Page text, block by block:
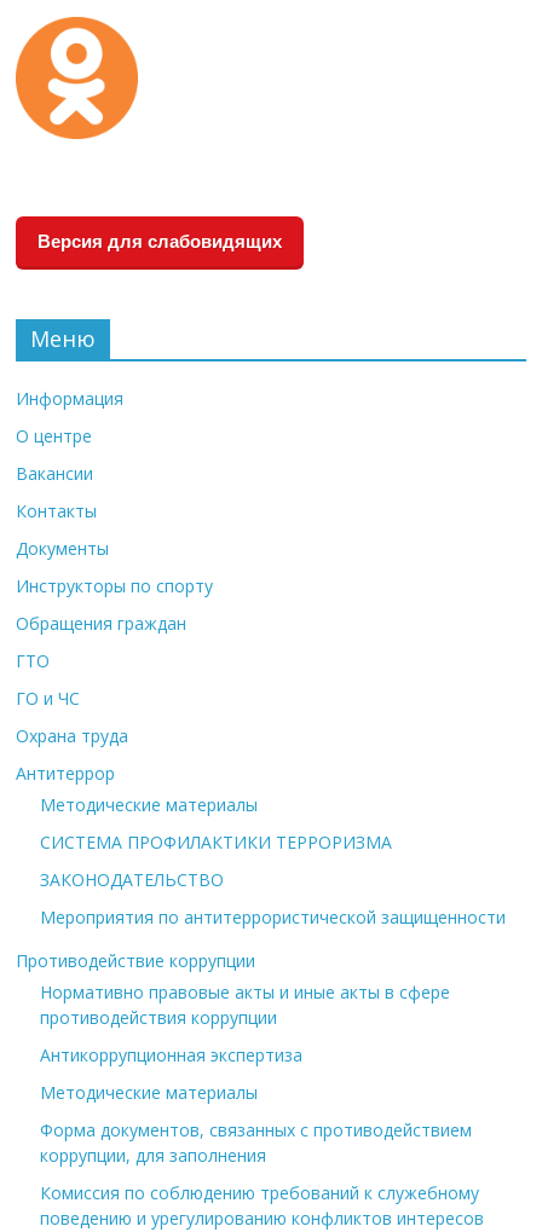
Версия для слабовидящих
Меню
Информация
О центре
Вакансии
Контакты
Документы
Инструкторы по спорту
Обращения граждан
ГТО
ГО и ЧС
Охрана труда
Антитеррор
Методические материалы
СИСТЕМА ПРОФИЛАКТИКИ ТЕРРОРИЗМА
ЗАКОНОДАТЕЛЬСТВО
Мероприятия по антитеррористической защищенности
Противодействие коррупции
Нормативно правовые акты и иные акты в сфере
противодействия коррупции
Антикоррупционная экспертиза
Методические материалы
Форма документов, связанных с противодействием
коррупции, для заполнения
Комиссия по соблюдению требований к служебному
поведению и урегулированию конфликтов интересов